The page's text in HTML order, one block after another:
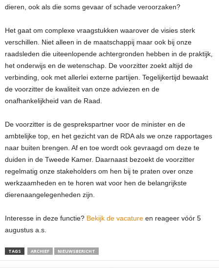
dieren, ook als die soms gevaar of schade veroorzaken?
Het gaat om complexe vraagstukken waarover de visies sterk
verschillen. Niet alleen in de maatschappij maar ook bij onze
raadsleden die uiteenlopende achtergronden hebben in de praktijk,
het onderwijs en de wetenschap. De voorzitter zoekt altijd de
verbinding, ook met allerlei externe partijen. Tegelijkertijd bewaakt
de voorzitter de kwaliteit van onze adviezen en de
onafhankelijkheid van de Raad.
De voorzitter is de gesprekspartner voor de minister en de
ambtelijke top, en het gezicht van de RDA als we onze rapportages
naar buiten brengen. Af en toe wordt ook gevraagd om deze te
duiden in de Tweede Kamer. Daarnaast bezoekt de voorzitter
regelmatig onze stakeholders om hen bij te praten over onze
werkzaamheden en te horen wat voor hen de belangrijkste
dierenaangelegenheden zijn.
Interesse in deze functie? Bekijk de vacature en reageer vóór 5
augustus a.s.
TAGS ARCHIEF NIEUWSBERICHT